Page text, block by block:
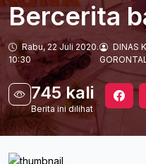
Bercerita
Rabu, 22 Juli 2020.
10:30
DINAS
745 kali
Berita ini dilihat